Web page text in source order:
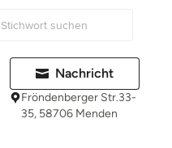
Nachricht
Fröndenberger Str.33-
35, 58706 Menden